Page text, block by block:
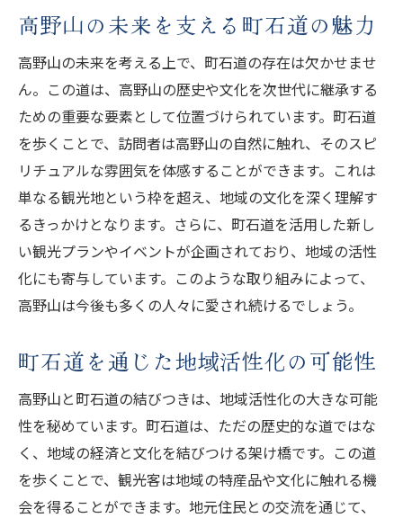
高野山の未来を支える町石道の魅力
高野山の未来を考える上で、町石道の存在は欠かせませ
ん。この道は、高野山の歴史や文化を次世代に継承する
ための重要な要素として位置づけられています。町石道
を歩くことで、訪問者は高野山の自然に触れ、そのスピ
リチュアルな雰囲気を体感することができます。これは
単なる観光地という枠を超え、地域の文化を深く理解す
るきっかけとなります。さらに、町石道を活用した新し
い観光プランやイベントが企画されており、地域の活性
化にも寄与しています。このような取り組みによって、
高野山は今後も多くの人々に愛され続けるでしょう。
町石道を通じた地域活性化の可能性
高野山と町石道の結びつきは、地域活性化の大きな可能
性を秘めています。町石道は、ただの歴史的な道ではな
く、地域の経済と文化を結びつける架け橋です。この道
を歩くことで、観光客は地域の特産品や文化に触れる機
会を得ることができます。地元住民との交流を通じて、